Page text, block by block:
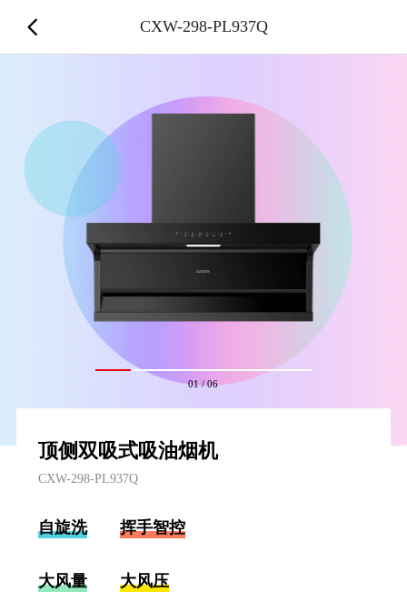
01/06
顶侧双吸式吸油烟机
CXW-298-PL937Q
自旋洗 挥手智控
大风量 大风压
CXW-298-PL937Q